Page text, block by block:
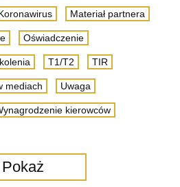
Materiał partnera
Oświadczenie
T1/T2 TIR
mediach Uwaga
kierowców
Pokaż